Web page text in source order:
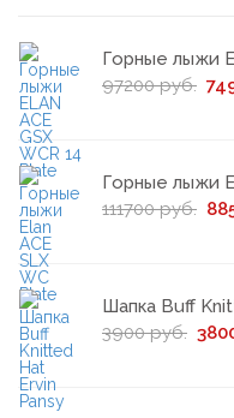
Горные лыжи
97200 руб.
Горные лыжи
111700 руб.
Шапка Buff
3900 руб.